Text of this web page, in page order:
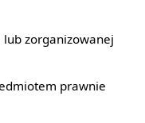
lub zorganizowanej
prawnie